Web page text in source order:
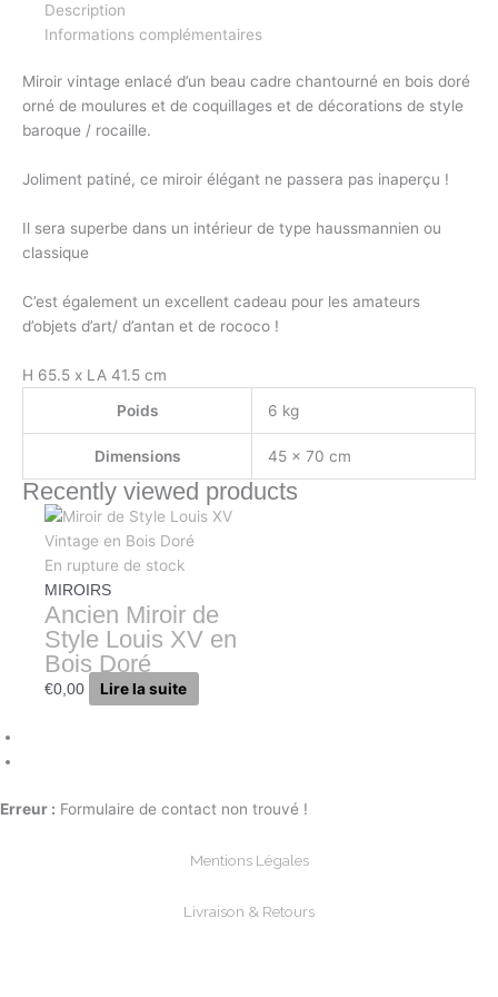
Description
Informations complémentaires
Miroir vintage enlacé d’un beau cadre chantourné en bois doré
orné de moulures et de coquillages et de décorations de style
baroque / rocaille.
Joliment patiné, ce miroir élégant ne passera pas inaperçu !
Il sera superbe dans un intérieur de type haussmannien ou
classique
C’est également un excellent cadeau pour les amateurs
d’objets d’art/ d’antan et de rococo !
H 65.5 x LA 41.5 cm
Poids
6 kg
Dimensions 45 × 70 cm
Recently viewed products
En rupture de stock
MIROIRS
Ancien Miroir de
Style Louis XV en
Bois Doré
€0,00 Lire la suite
Erreur : Formulaire de contact non trouvé !
Mentions Légales
Livraison & Retours